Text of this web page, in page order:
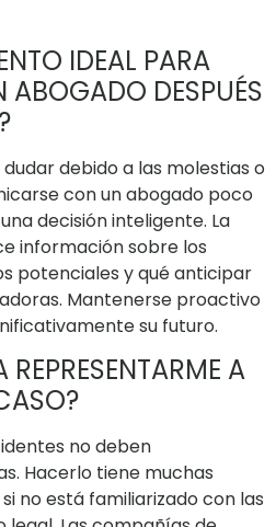
IDEAL PARA
DESPUÉS
dudar debido a las molestias o
con un abogado poco
decisión inteligente. La
información sobre los
potenciales y qué anticipar
Mantenerse proactivo
su futuro.
REPRESENTARME A
no deben
Hacerlo tiene muchas
no está familiarizado con las